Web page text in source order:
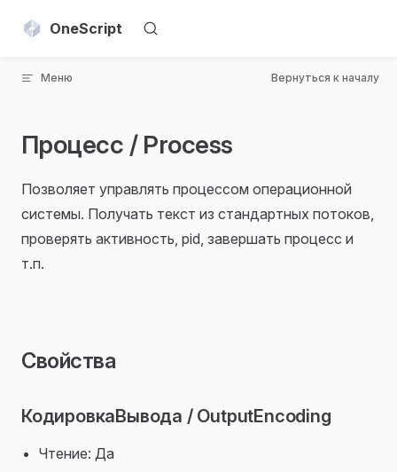
Skip to content
OneScript
Меню Вернуться к началу
Процесс / Process
Позволяет управлять процессом операционной
системы. Получать текст из стандартных потоков,
проверять активность, pid, завершать процесс и
т.п.
Свойства
КодировкаВывода / OutputEncoding
Чтение: Да